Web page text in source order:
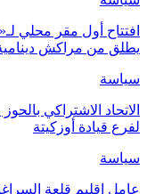
افتتاح أول مقر محلي
يطلق من مراكش
سياسة
الاتحاد الاشتراكي
لفرع قيادة أوزكيتة
سياسة
عامل إقليم قلعة